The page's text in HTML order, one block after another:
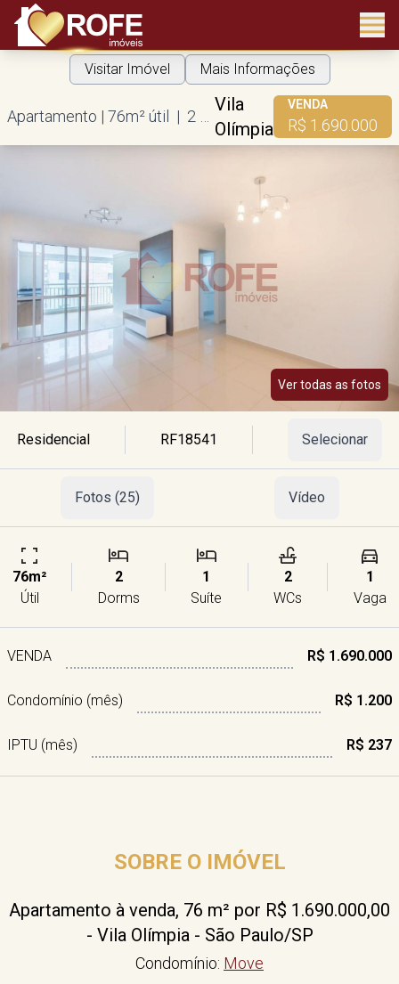
Vila
Olímpia
VENDA
R$ 1.690.000
Visitar Imóvel Mais Informações
Ver todas as fotos
Residencial RF18541 Selecionar
Fotos (25) Vídeo
76m²
Útil
2
Dorms
1
Suíte
2
WCs
1
Vaga
VENDA R$ 1.690.000
Condomínio (mês) R$ 1.200
IPTU (mês) R$ 237
SOBRE O IMÓVEL
Apartamento à venda, 76 m² por R$ 1.690.000,00
- Vila Olímpia - São Paulo/SP
Condomínio: Move